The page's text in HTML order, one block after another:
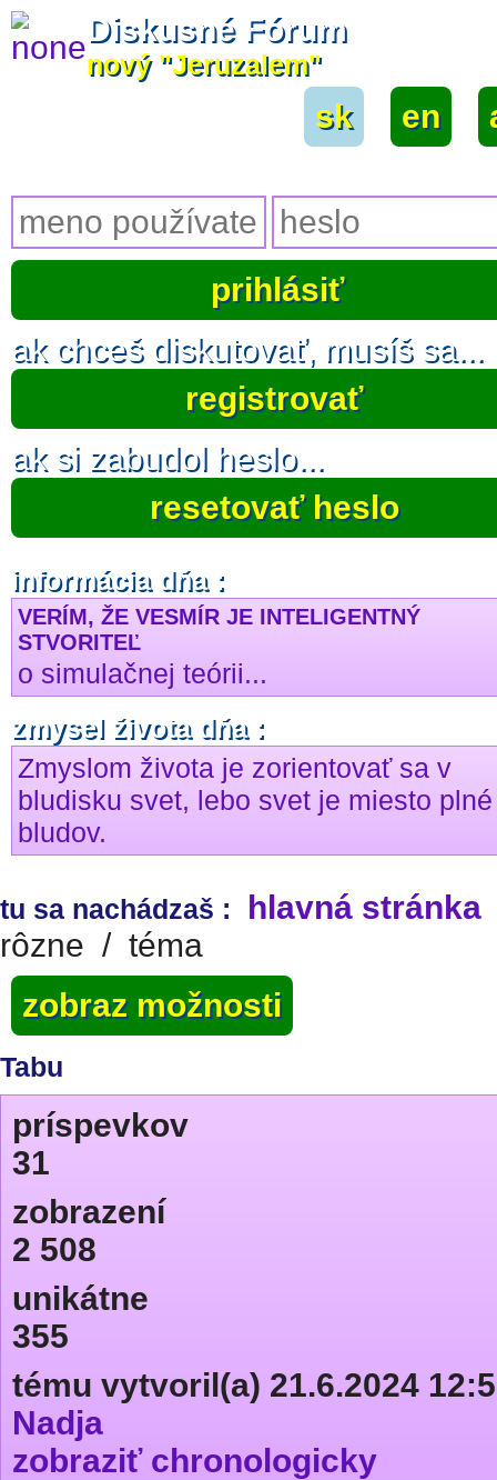
Diskusné Fórum
nový "Jeruzalem"
sk en
ak chceš diskutovať, musíš sa...
registrovať
ak si zabudol heslo...
resetovať heslo
informácia dňa :
VERÍM, ŽE VESMÍR JE INTELIGENTNÝ
STVORITEĽ
o simulačnej teórii...
zmysel života dňa :
Zmyslom života je zorientovať sa v
bludisku svet, lebo svet je miesto plné
bludov.
tu sa nachádzaš : hlavná stránka
rôzne / téma
zobraz možnosti
Tabu
príspevkov
31
zobrazení
2 508
unikátne
355
tému vytvoril(a) 21.6.2024
Nadja
zobraziť chronologicky